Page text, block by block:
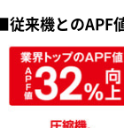
■従来機とのAPF